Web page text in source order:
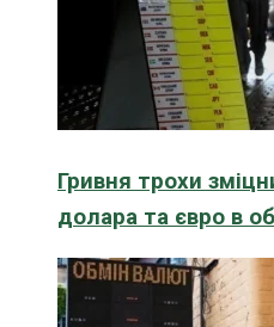
Гривня трохи
долара та євро в